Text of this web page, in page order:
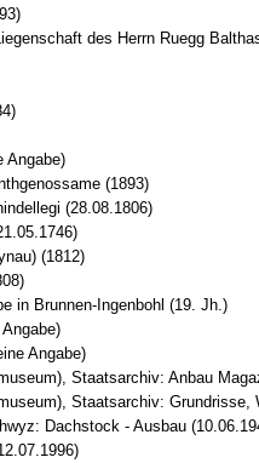
des Herrn Ruegg
Angabe)
(1893)
(28.08.1806)
(1812)
in Brunnen-Ingenbohl (19. Jh.)
Angabe)
Staatsarchiv: Anbau
Staatsarchiv: Grundrisse,
Dachstock - Ausbau